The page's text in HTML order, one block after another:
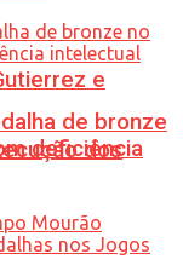
e
dos
de bronze
deficiência